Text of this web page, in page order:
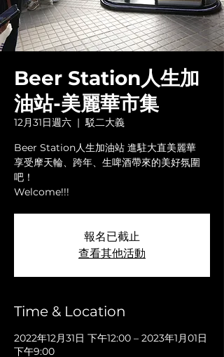
Beer Station人生加
油站-美麗華市集
12月31日週六
  |
駁二大義
Beer Station人生加油站 進駐大直美麗華
享受摩天輪、跨年、生啤酒帶來的美好氛圍
吧！
Welcome!!!
報名已截止
查看其他活動
Time & Location
2022年12月31日 下午12:00 – 2023年1月01日
下午9:00